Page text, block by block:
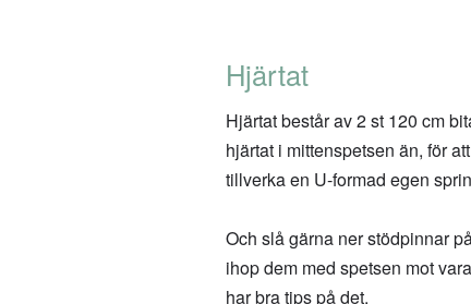
Hjärtat
Hjärtat består av 2 st 120 cm
hjärtat i mittenspetsen än, för
tillverka en U-formad egen
Och slå gärna ner stödpinnar
ihop dem med spetsen mot
har bra tips på det.